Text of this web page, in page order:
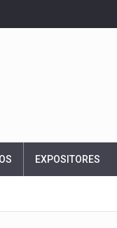
EXPOSITORES